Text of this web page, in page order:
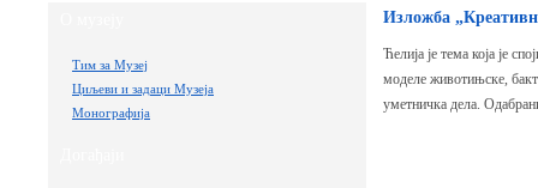
Тим за Музеј
Циљеви и задаци Музеја
Монографија
Изложба
Ћелија је тема која је
моделе животињске,
уметничка дела.